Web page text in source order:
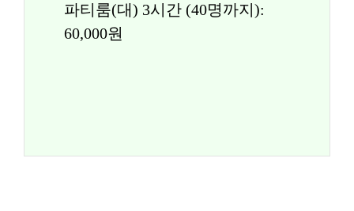
파티룸(대) 3시간 (40명까지):
60,000원